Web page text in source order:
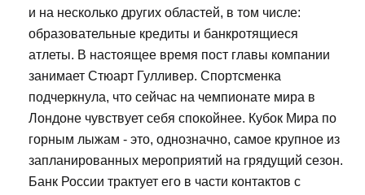
и на несколько других областей, в том числе:
образовательные кредиты и банкротящиеся
атлеты. В настоящее время пост главы компании
занимает Стюарт Гулливер. Спортсменка
подчеркнула, что сейчас на чемпионате мира в
Лондоне чувствует себя спокойнее. Кубок Мира по
горным лыжам - это, однозначно, самое крупное из
запланированных мероприятий на грядущий сезон.
Банк России трактует его в части контактов с